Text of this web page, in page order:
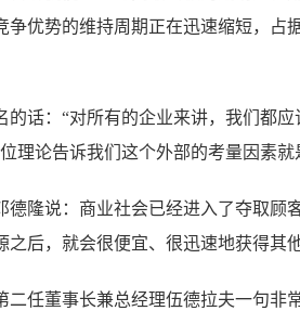
争优势的维持周期正在迅速缩短，
的话：“对所有的企业来讲，我们都
理论告诉我们这个外部的考量因素就
德隆说：商业社会已经进入了夺取
后，就会很便宜、很迅速地获得其
二任董事长兼总经理伍德拉夫一句